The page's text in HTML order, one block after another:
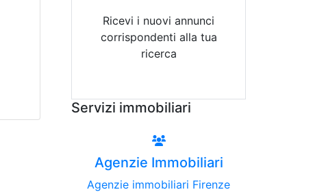
Ricevi i nuovi annunci
corrispondenti alla tua
ricerca
Servizi immobiliari
Agenzie Immobiliari
Agenzie immobiliari Firenze